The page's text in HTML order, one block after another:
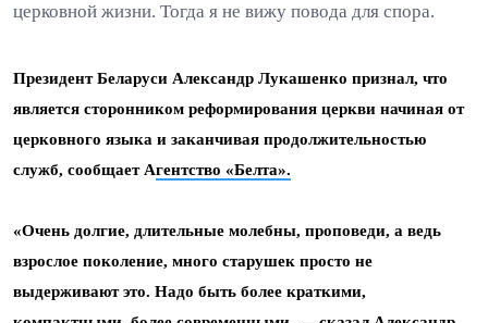
церковной жизни. Тогда я не вижу повода для спора.
Президент Беларуси Александр Лукашенко признал, что
является сторонником реформирования церкви начиная от
церковного языка и заканчивая продолжительностью
служб, сообщает Агентство «Белта».
«Очень долгие, длительные молебны, проповеди, а ведь
взрослое поколение, много старушек просто не
выдерживают это. Надо быть более краткими,